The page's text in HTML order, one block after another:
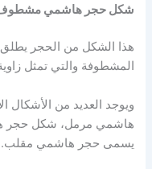
شكل حجر هاشمي
هذا الشكل من الحجر
المشطوفة والتي تمثل زاوية 45 درجة من كافة
ويوجد العديد من
هاشمي مرمل، شكل حجر
يسمى حجر هاشمي مقلب.